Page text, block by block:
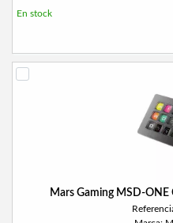
En stock
Mars Gaming MSD-ONE